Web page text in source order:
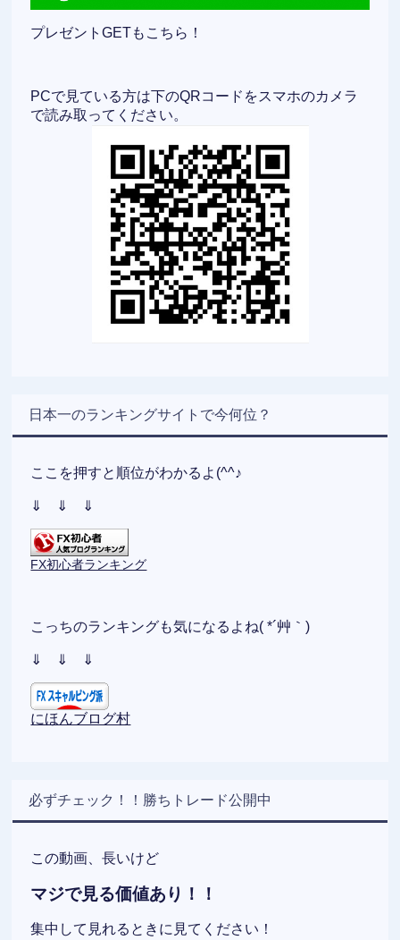
プレゼントGETもこちら！
PCで見ている方は下のQRコードをスマホのカメラ
で読み取ってください。
日本一のランキングサイトで今何位？
ここを押すと順位がわかるよ(^^♪
⇓ ⇓ ⇓
FX初心者ランキング
こっちのランキングも気になるよね( *´艸｀)
⇓ ⇓ ⇓
にほんブログ村
必ずチェック！！勝ちトレード公開中
この動画、長いけど
マジで見る価値あり！！
集中して見れるときに見てください！